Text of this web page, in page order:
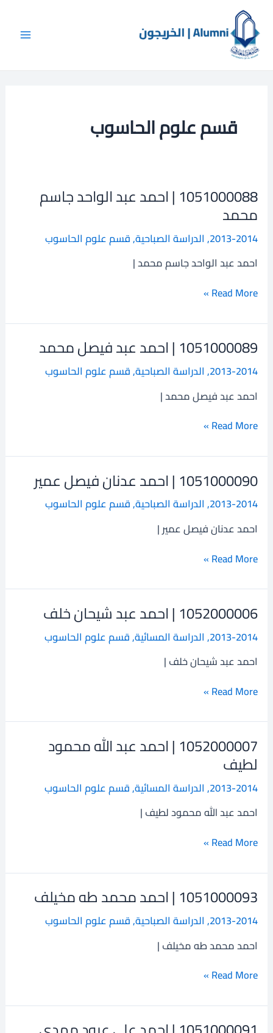
المحتوى
قسم علوم الحاسوب
1051000088 | احمد عبد الواحد جاسم
محمد
2013-2014
, الدراسة الصباحية,قسم علوم الحاسوب
احمد عبد الواحد جاسم محمد |
1051000088
|
احمد
عبد
جاسم
Read More »
1051000089 | احمد عبد فيصل محمد
2013-2014
, الدراسة الصباحية,قسم علوم الحاسوب
احمد عبد فيصل محمد |
1051000089
احمد
عبد
فيصل
محمد
Read More »
1051000090 | احمد عدنان فيصل عمير
2013-2014
, الدراسة الصباحية,قسم علوم الحاسوب
احمد عدنان فيصل عمير |
1051000090
احمد
عدنان
فيصل
عمير
Read More »
1052000006 | احمد عبد شيحان خلف
2013-2014
, الدراسة المسائية,قسم علوم الحاسوب
احمد عبد شيحان خلف |
1052000006
احمد
عبد
شيحان
خلف
Read More »
1052000007 | احمد عبد الله محمود
لطيف
2013-2014
, الدراسة المسائية,قسم علوم الحاسوب
احمد عبد الله محمود لطيف |
1052000007
|
احمد
عبد
محمود
Read More »
1051000093 | احمد محمد طه مخيلف
2013-2014
, الدراسة الصباحية,قسم علوم الحاسوب
احمد محمد طه مخيلف |
1051000093
احمد
محمد
طه
مخيلف
Read More »
1051000091
pagination